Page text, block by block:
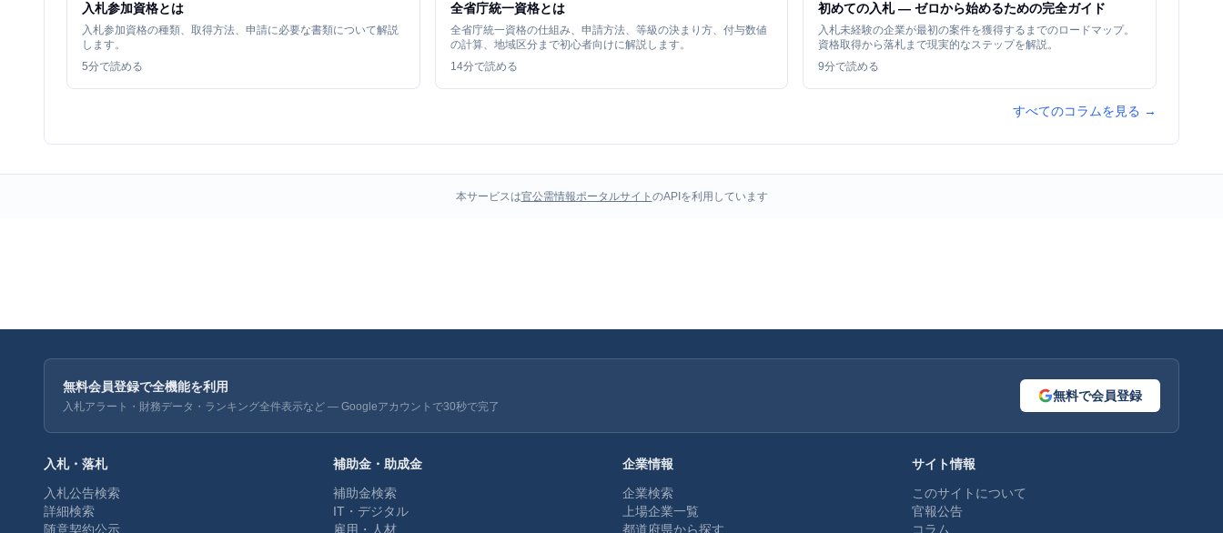
入札参加資格とは
入札参加資格の種類、取得方法、申請に必要な書類について解説
します。
5分で読める
全省庁統一資格とは
全省庁統一資格の仕組み、申請方法、等級の決まり方、付与数値
の計算、地域区分まで初心者向けに解説します。
14分で読める
初めての入札 — ゼロから始めるための完全ガイド
入札未経験の企業が最初の案件を獲得するまでのロードマップ。
資格取得から落札まで現実的なステップを解説。
9分で読める
すべてのコラムを見る →
本サービスは官公需情報ポータルサイト のAPIを利用しています
無料会員登録で全機能を利用
入札アラート・財務データ・ランキング全件表示など — Googleアカウントで30秒で完了
無料で会員登録
入札・落札
入札公告検索
詳細検索
随意契約公示
補助金・助成金
補助金検索
IT・デジタル
雇用・人材
企業情報
企業検索
上場企業一覧
都道府県から探す
サイト情報
このサイトについて
官報公告
コラム